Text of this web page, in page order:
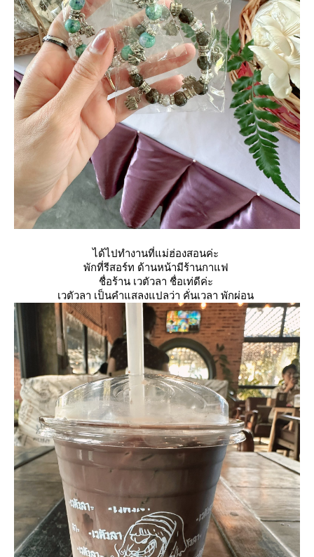
ได้ไปทำงานที่แม่ฮ่องสอนค่ะ
พักที่รีสอร์ท ด้านหน้ามีร้านกาแฟ
ชื่อร้าน เวตัวลา ชื่อเท่ดีค่ะ
เวตัวลา เป็นคำแสลงแปลว่า คั่นเวลา พักผ่อน